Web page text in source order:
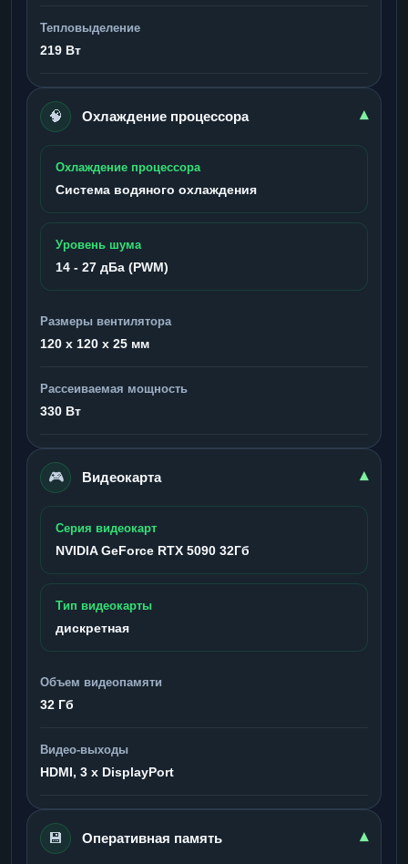
Тепловыделение
219 Вт
🧠 Охлаждение процессора ▾
Охлаждение процессора
Система водяного охлаждения
Уровень шума
14 - 27 дБа (PWM)
Размеры вентилятора
120 x 120 x 25 мм
Рассеиваемая мощность
330 Вт
🎮 Видеокарта ▾
Серия видеокарт
NVIDIA GeForce RTX 5090 32Гб
Тип видеокарты
дискретная
Объем видеопамяти
32 Гб
Видео-выходы
HDMI, 3 x DisplayPort
💾 Оперативная память ▾